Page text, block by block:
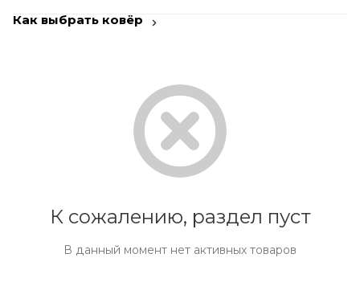
Как выбрать ковёр
К сожалению, раздел пуст
В данный момент нет активных товаров